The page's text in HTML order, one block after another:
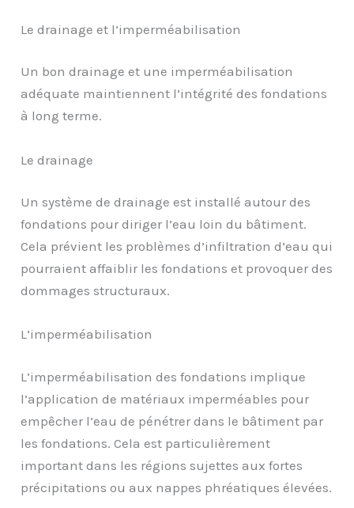
Le drainage et l’imperméabilisation
Un bon drainage et une imperméabilisation
adéquate maintiennent l’intégrité des fondations
à long terme.
Le drainage
Un système de drainage est installé autour des
fondations pour diriger l’eau loin du bâtiment.
Cela prévient les problèmes d’infiltration d’eau qui
pourraient affaiblir les fondations et provoquer des
dommages structuraux.
L’imperméabilisation
L’imperméabilisation des fondations implique
l’application de matériaux imperméables pour
empêcher l’eau de pénétrer dans le bâtiment par
les fondations. Cela est particulièrement
important dans les régions sujettes aux fortes
précipitations ou aux nappes phréatiques élevées.